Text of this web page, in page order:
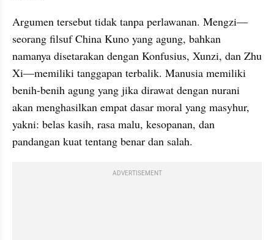
Argumen tersebut tidak tanpa perlawanan. Mengzi—
seorang filsuf China Kuno yang agung, bahkan
namanya disetarakan dengan Konfusius, Xunzi, dan Zhu
Xi—memiliki tanggapan terbalik. Manusia memiliki
benih-benih agung yang jika dirawat dengan nurani
akan menghasilkan empat dasar moral yang masyhur,
yakni: belas kasih, rasa malu, kesopanan, dan
pandangan kuat tentang benar dan salah.
ADVERTISEMENT